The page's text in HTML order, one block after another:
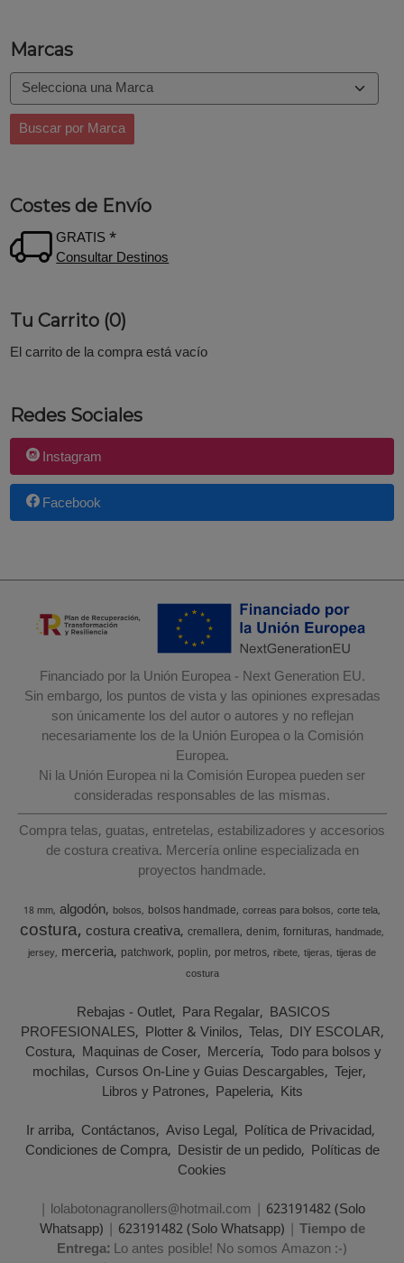
Marcas
Costes de Envío
GRATIS *
Consultar Destinos
Tu Carrito (0)
El carrito de la compra está vacío
Redes Sociales
Instagram
Facebook
Financiado por la Unión Europea - Next Generation EU.
Sin embargo, los puntos de vista y las opiniones expresadas
son únicamente los del autor o autores y no reflejan
necesariamente los de la Unión Europea o la Comisión
Europea.
Ni la Unión Europea ni la Comisión Europea pueden ser
consideradas responsables de las mismas.
Compra telas, guatas, entretelas, estabilizadores y accesorios
de costura creativa. Mercería online especializada en
proyectos handmade.
18 mm algodón bolsos bolsos handmade correas para bolsos corte tela
costura costura creativa cremallera denim fornituras handmade
jersey merceria patchwork poplin por metros ribete tijeras tijeras de
costura
Rebajas - Outlet Para Regalar BASICOS
PROFESIONALES Plotter & Vinilos Telas DIY ESCOLAR
Costura Maquinas de Coser Mercería Todo para bolsos y
mochilas Cursos On-Line y Guias Descargables Tejer
Libros y Patrones Papeleria Kits
Ir arriba Contáctanos Aviso Legal Política de Privacidad
Condiciones de Compra Desistir de un pedido Políticas de
Cookies
| lolabotonagranollers@hotmail.com | 623191482 (Solo
Whatsapp) | 623191482 (Solo Whatsapp) | Tiempo de
Entrega:Lo antes posible! No somos Amazon :-)